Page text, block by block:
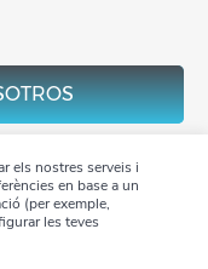
els nostres serveis i
en base a un
(per exemple,
les teves